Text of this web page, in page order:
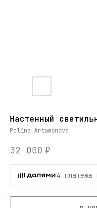
Настенный
Polina Artamonova
32 000 ₽
4 платежа